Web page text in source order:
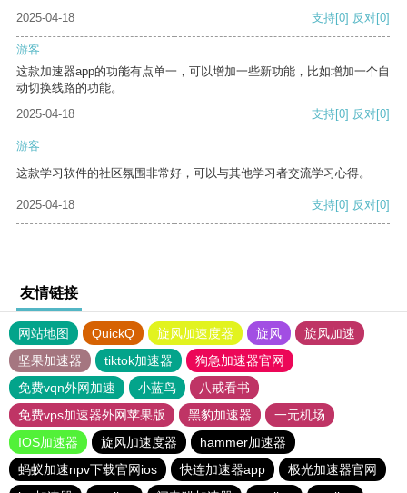
2025-04-18
支持[0] 反对[0]
游客
这款加速器app的功能有点单一，可以增加一些新功能，比如增加一个自
动切换线路的功能。
2025-04-18
支持[0] 反对[0]
游客
这款学习软件的社区氛围非常好，可以与其他学习者交流学习心得。
2025-04-18 支持[0] 反对[0]
友情链接
网站地图 QuickQ 旋风加速度器 旋风
旋风加速
坚果加速器
tiktok加速器
狗急加速器官网
免费vqn外网加速
小蓝鸟
八戒看书
免费vps加速器外网苹果版
黑豹加速器
一元机场
IOS加速器
旋风加速度器
hammer加速器
蚂蚁加速npv下载官网ios
快连加速器app
极光加速器官网